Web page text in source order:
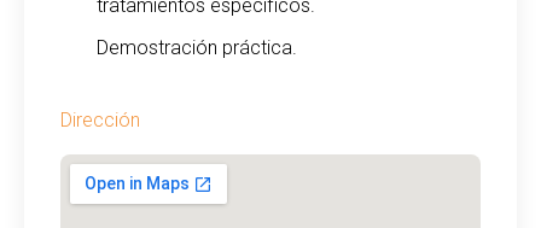
tratamientos específicos.
Demostración práctica.
Dirección